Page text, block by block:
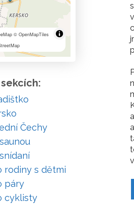
© OpenMapTiles
Čechy
rodiny s dětmi
páry
cyklisty